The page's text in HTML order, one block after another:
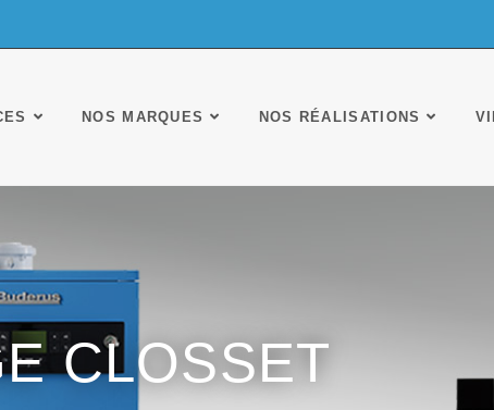
NOS MARQUES NOS RÉALISATIONS
CLOSSET